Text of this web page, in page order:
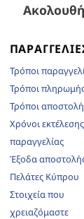
Τρόποι
Τρόποι
Τρόποι
Χρόνοι εκτέλεσης
παραγγελίας
Έξοδα
Πελάτες Κύπρου
Στοιχεία που
χρειαζόμαστε